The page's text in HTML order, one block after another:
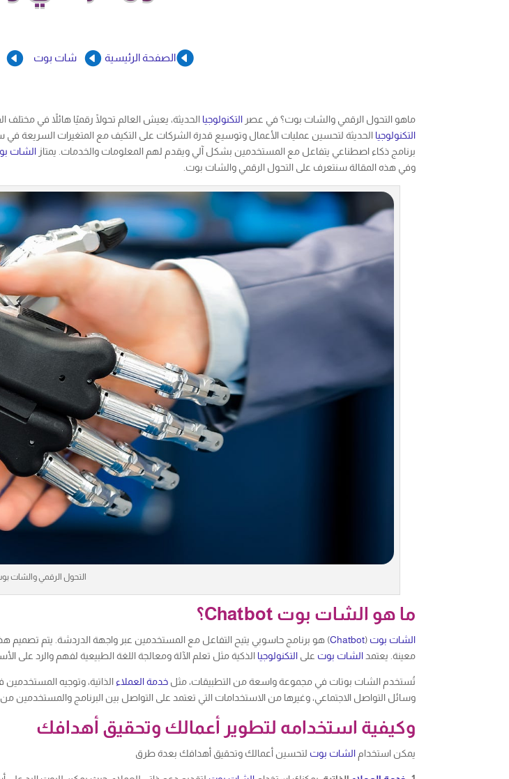
الصفحة الرئيسية  شات بوت 
ماهو التحول الرقمي والشات بوت؟ في عصرالتكنولوجيا الحديثة، يعيش العالم تحولًا رقميًا هائلاً في
التكنولوجيا الحديثة لتحسين عمليات الأعمال وتوسيع قدرة الشركات على التكيف مع المتغيرات السريعة
برنامج ذكاء اصطناعي يتفاعل مع المستخدمين بشكل آلي ويقدم لهم المعلومات والخدمات. يمتازالشات
وفي هذه المقالة سنتعرف على التحول الرقمي والشات بوت.
التحول الرقمي والشات
ما هو الشات بوت Chatbot؟
الشات بوت (
Chatbot) هو برنامج حاسوبي يتيح التفاعل مع المستخدمين عبر واجهة الدردشة. يتم تصميم
معينة. يعتمدالشات بوت علىالتكنولوجيا الذكية مثل تعلم الآلة ومعالجة اللغة الطبيعية لفهم والرد على
تُستخدم الشات بوتات في مجموعة واسعة من التطبيقات، مثلخدمة العملاء الذاتية، وتوجيه
وسائل التواصل الاجتماعي، وغيرها من الاستخدامات التي تعتمد على التواصل بين البرنامج والمستخدمين من
وكيفية استخدامه لتطوير أعمالك وتحقيق أهدافك
يمكن استخدامالشات بوت لتحسين أعمالك وتحقيق أهدافك بعدة طرق